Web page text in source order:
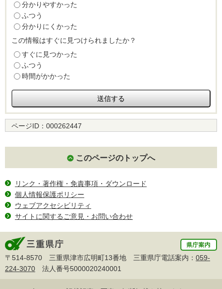
分かりやすかった
ふつう
分かりにくかった
この情報はすぐに見つけられましたか？
すぐに見つかった
ふつう
時間がかかった
ページID： 000262447
このページのトップへ
リンク・著作権・免責事項・ダウンロード
個人情報保護ポリシー
ウェブアクセシビリティ
サイトに関するご意見・お問い合わせ
〒514-8570 三重県津市広明町13番地 三重県庁電話案内： 059-
224-3070 法人番号5000020240001